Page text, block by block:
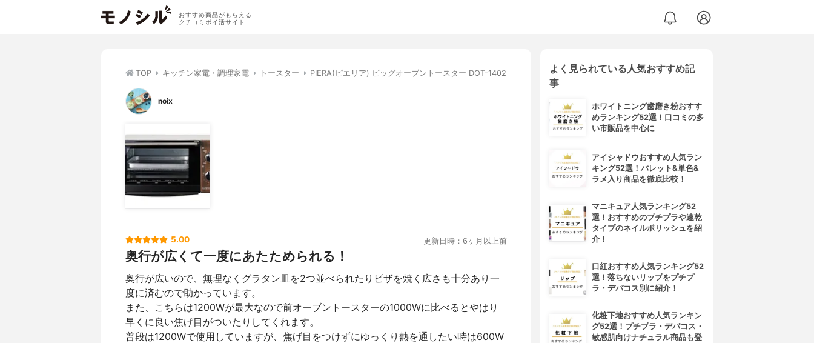
おすすめ商品がもらえる
クチコミポイ活サイト
TOP キッチン家電・調理家電 トースター PIERA(ピエリア) ビッグオーブントースター DOT-1402
noix
5.00 更新日時：6ヶ月以上前
奥行が広くて一度にあたためられる！
奥行が広いので、無理なくグラタン皿を2つ並べられたりピザを焼く広さも十分あり一
度に済むので助かっています。
また、こちらは1200Wが最大なので前オーブントースターの1000Wに比べるとやはり
早くに良い焦げ目がついたりしてくれます。
普段は1200Wで使用していますが、焦げ目をつけずにゆっくり熱を通したい時は600W
よく見られている人気おすすめ記
事
ホワイトニング歯磨き粉おすす
めランキング52選！口コミの多
い市販品を中心に
アイシャドウおすすめ人気ラン
キング52選！パレット&単色&
ラメ入り商品を徹底比較！
マニキュア人気ランキング52
選！おすすめのプチプラや速乾
タイプのネイルポリッシュを紹
介！
口紅おすすめ人気ランキング52
選！落ちないリップをプチプ
ラ・デパコス別に紹介！
化粧下地おすすめ人気ランキン
グ52選！プチプラ・デパコス・
敏感肌向けナチュラル商品も登